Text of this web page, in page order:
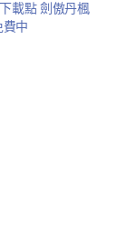
載點 劍傲丹楓
費中